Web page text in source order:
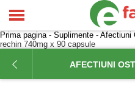
Prima pagina- Suplimente - Afectiuni
rechin 740mg x 90 capsule
AFECTIUNI